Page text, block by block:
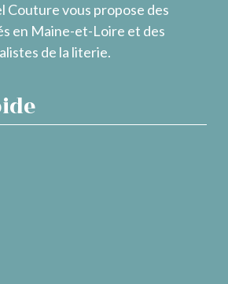
Couture vous propose des
en Maine-et-Loire et des
de la literie.